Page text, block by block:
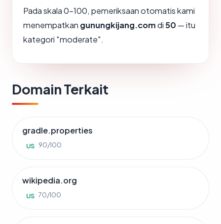
Pada skala 0-100, pemeriksaan otomatis kami
menempatkan gunungkijang.comdi50 — itu
kategori "moderate".
Domain Terkait
gradle.properties
US 90/100
wikipedia.org
US 70/100